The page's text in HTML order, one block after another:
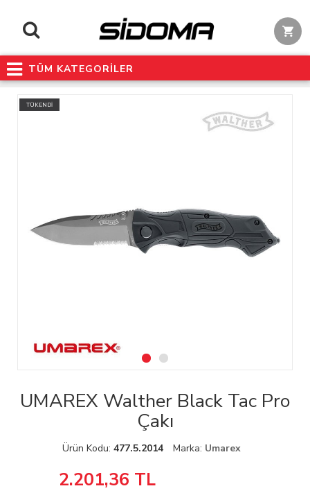
TÜM KATEGORİLER
TÜKENDİ
UMAREX Walther Black Tac Pro
Çakı
Ürün Kodu: 477.5.2014 Marka: Umarex
2.201,36 TL